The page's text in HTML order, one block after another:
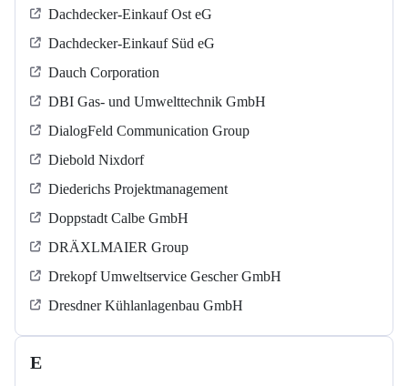
Dachdecker-Einkauf Ost eG
Dachdecker-Einkauf Süd eG
Dauch Corporation
DBI Gas- und Umwelttechnik GmbH
DialogFeld Communication Group
Diebold Nixdorf
Diederichs Projektmanagement
Doppstadt Calbe GmbH
DRÄXLMAIER Group
Drekopf Umweltservice Gescher GmbH
Dresdner Kühlanlagenbau GmbH
E